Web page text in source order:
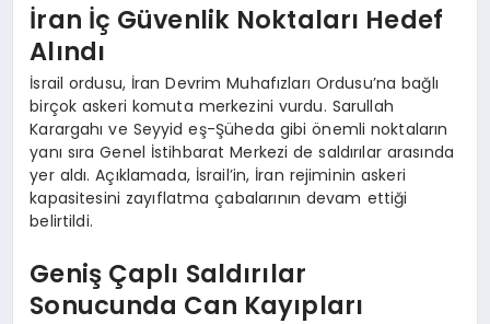
İran İç Güvenlik Noktaları Hedef
Alındı
İsrail ordusu, İran Devrim Muhafızları Ordusu’na bağlı
birçok askeri komuta merkezini vurdu. Sarullah
Karargahı ve Seyyid eş-Şüheda gibi önemli noktaların
yanı sıra Genel İstihbarat Merkezi de saldırılar arasında
yer aldı. Açıklamada, İsrail’in, İran rejiminin askeri
kapasitesini zayıflatma çabalarının devam ettiği
belirtildi.
Geniş Çaplı Saldırılar
Sonucunda Can Kayıpları